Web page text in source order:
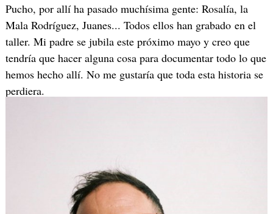
Pucho, por allí ha pasado muchísima gente: Rosalía, la
Mala Rodríguez, Juanes... Todos ellos han grabado en el
taller. Mi padre se jubila este próximo mayo y creo que
tendría que hacer alguna cosa para documentar todo lo que
hemos hecho allí. No me gustaría que toda esta historia se
perdiera.